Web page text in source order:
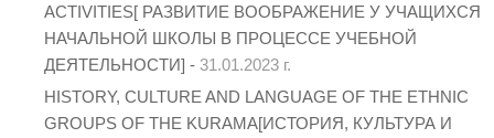
ACTIVITIES[ РАЗВИТИЕ ВООБРАЖЕНИЕ У УЧАЩИХСЯ
НАЧАЛЬНОЙ ШКОЛЫ В ПРОЦЕССЕ УЧЕБНОЙ
ДЕЯТЕЛЬНОСТИ] - 31.01.2023 г.
HISTORY, CULTURE AND LANGUAGE OF THE ETHNIC
GROUPS OF THE KURAMA[ИСТОРИЯ, КУЛЬТУРА И